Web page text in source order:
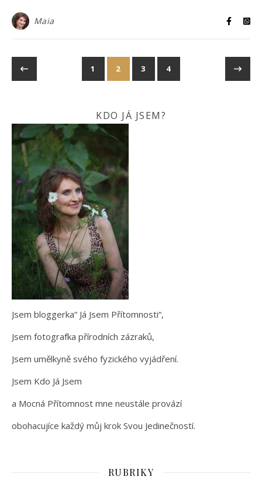
Maia
1 2 3 4
KDO JÁ JSEM?
Jsem bloggerka“ Já Jsem Přítomnosti“,
Jsem fotografka přírodních zázraků,
Jsem umělkyně svého fyzického vyjádření.
Jsem Kdo Já Jsem
a Mocná Přítomnost mne neustále provází
obohacujíce každý můj krok Svou Jedinečností.
RUBRIKY